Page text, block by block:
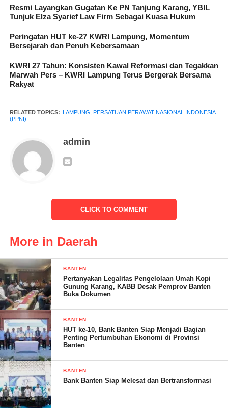
untuk membahas langkah-langkah strategis yang akan diambil
dalam tahun ini. Dengan demikian, diharapkan PPNI Pesawaran
masyarakat. (Bus) 2024** – Dewan Pengurus Daerah (DPD)
Persatuan Perawat Nasional Indonesia (PPNI) Kabupaten
Pesawaran menggelar acara Halal Bi Halal dan rapat koordinasi
di Kantor Sekretariat PPNI, yang berlokasi di Jalan Raya
Acara tersebut dihadiri oleh seluruh pengurus PPNI serta Dewan
Pengurus Kecamatan (DPK) se-Kabupaten Pesawaran. Agenda
utama acara ini adalah halal bihalal, rapat koordinasi pengurus,
dan DPK se-Kecamatan Pesawaran, serta pembahasan mengenai
implementasi Undang-Undang Nomor 17 Tahun 2024.
Dr. Wahyan, Amd. Kep., SE., MM, selaku Ketua DPD PPNI
Pesawaran, menjelaskan bahwa acara tersebut diselenggarakan
dengan maksud untuk mempererat tali silaturahmi di antara
seluruh pengurus PPNI. “Kami tidak hanya berkumpul untuk
agenda formal semata, namun juga untuk bisa bertatap muka dan
berjabat tangan satu sama lain,” ujarnya.
Resmi Layangkan Gugatan Ke PN Tanjung Karang, YBIL
Tunjuk Elza Syarief Law Firm Sebagai Kuasa Hukum
Peringatan HUT ke-27 KWRI Lampung, Momentum
Bersejarah dan Penuh Kebersamaan
KWRI 27 Tahun: Konsisten Kawal Reformasi dan Tegakkan
Marwah Pers – KWRI Lampung Terus Bergerak Bersama
Rakyat
RELATED TOPICS: LAMPUNG PERSATUAN PERAWAT NASIONAL INDONESIA
(PPNI)
admin
CLICK TO COMMENT
More in Daerah
BANTEN
Pertanyakan Legalitas Pengelolaan Umah Kopi
Gunung Karang, KABB Desak Pemprov Banten
Buka Dokumen
BANTEN
HUT ke-10, Bank Banten Siap Menjadi Bagian
Penting Pertumbuhan Ekonomi di Provinsi
Banten
BANTEN
Bank Banten Siap Melesat dan Bertransformasi